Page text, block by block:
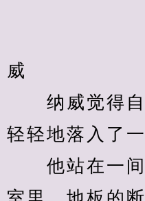
威
纳威觉得自
轻轻地落入了
他站在一间